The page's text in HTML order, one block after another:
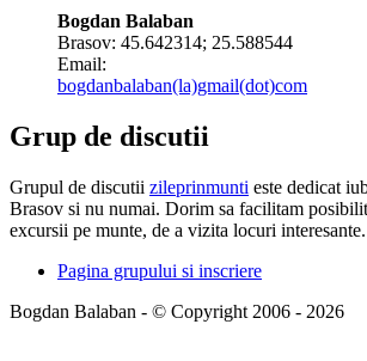
Bogdan Balaban
Brasov: 45.642314; 25.588544
Email:
bogdanbalaban(la)gmail(dot)com
Grup de discutii
Grupul de discutii zileprinmunti este dedicat
Brasov si nu numai. Dorim sa facilitam
excursii pe munte, de a vizita locuri interesante.
Pagina grupului si inscriere
Bogdan Balaban - © Copyright 2006 - 2026